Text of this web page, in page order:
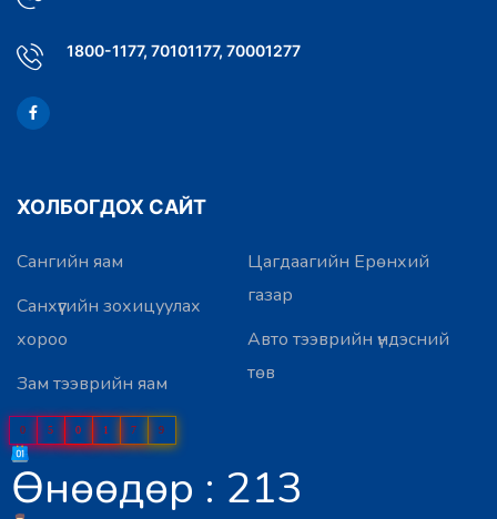
1800-1177, 70101177, 70001277
ХОЛБОГДОХ САЙТ
Сангийн яам
Санхүүгийн зохицуулах
хороо
Зам тээврийн яам
Цагдаагийн Ерөнхий
газар
Авто тээврийн үндэсний
төв
0 5 0 1 7 9
Өнөөдөр : 213